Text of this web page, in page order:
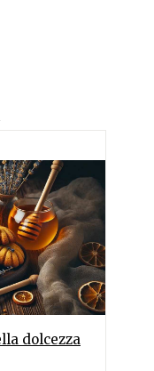
dolcezza